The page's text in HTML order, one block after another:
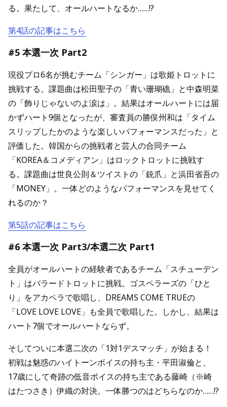
る。果たして、オールハートなるか……!?
第4話の記事はこちら
#5 本選一次 Part2
現役プロ6名が挑むチーム「シンガー」は歌姫トロットに
挑戦する。課題曲は松田聖子の「青い珊瑚礁」と中森明菜
の「飾りじゃないのよ涙は」。結果はオールハートには届
かずハート9個となったが、審査員の勝俣州和は「タイム
スリップしたかのような楽しいパフォーマンスだった」と
評価した。韓国からの挑戦者と芸人の合同チーム
「KOREA＆コメディアン」はロックトロットに挑戦す
る。課題曲は世良公則＆ツイストの「銃爪」と浜田省吾の
「MONEY」。一体どのようなパフォーマンスを見せてく
れるのか？
第5話の記事はこちら
#6 本選一次 Part3/本選二次 Part1
全員がオールハートの経験者であるチーム「スチューデン
ト」はバラードトロットに挑戦。ゴスペラーズの「ひと
り」をアカペラで歌唱し、DREAMS COME TRUEの
「LOVE LOVE LOVE」も全員で歌唱した。しかし、結果は
ハート7個でオールハートならず。
そしてついに本選二次の「1対1デスマッチ」が始まる！
初戦は魅惑のハイトーンボイスの持ち主・平田淑倫と、
17歳にして奇跡の低音ボイスの持ち主である藤崎（※崎
はたつさき）伊織の対決。一体勝つのはどちらなのか……!?